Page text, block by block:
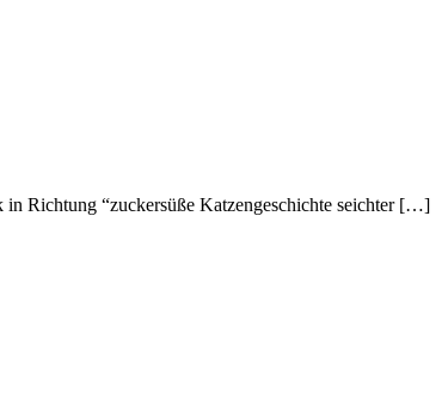
Richtung “zuckersüße Katzengeschichte seichter […]